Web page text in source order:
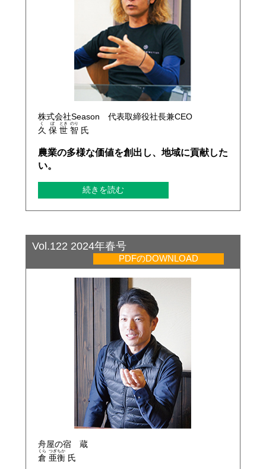
株式会社Season 代表取締役社長兼CEO
久
く
保
ぼ
世
とき
智
のり
氏
農業の多様な価値を創出し、地域に貢献した
い。
続きを読む
Vol.122 2024年春号
PDFのDOWNLOAD
舟屋の宿 蔵
倉
くら
亜衡
つぎちか
氏